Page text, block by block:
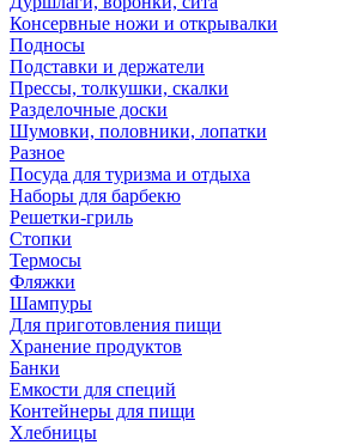
Консервные ножи и открывалки
Подносы
Подставки и держатели
Прессы, толкушки, скалки
Разделочные доски
Шумовки, половники, лопатки
Разное
Посуда для туризма и отдыха
Наборы для барбекю
Решетки-гриль
Стопки
Термосы
Фляжки
Шампуры
Для приготовления пищи
Хранение продуктов
Банки
Емкости для специй
Контейнеры для пищи
Хлебницы